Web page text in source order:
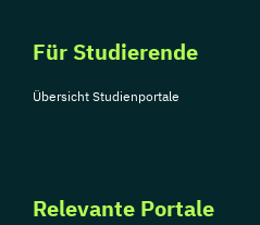
Für Studierende
Übersicht Studienportale
Relevante Portale